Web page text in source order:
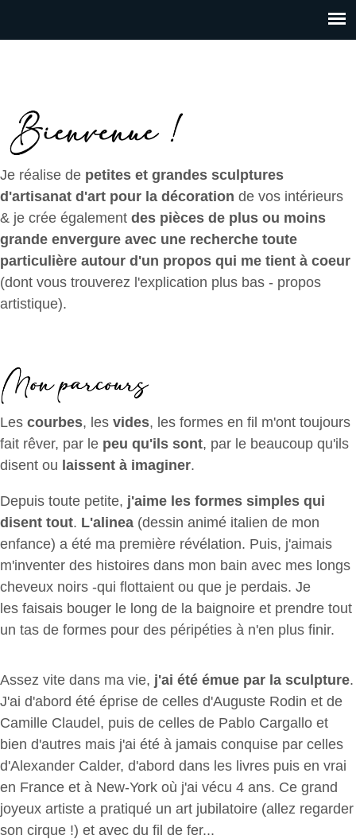
Je réalise de petites et grandes sculptures
d'artisanat d'art pour la décoration de vos intérieurs
& je crée également des pièces de plus ou moins
grande envergure avec une recherche toute
particulière autour d'un propos qui me tient à coeur
(dont vous trouverez l'explication plus bas - propos
artistique).
Les courbes, les vides, les formes en fil m'ont toujours
fait rêver, par le peu qu'ils sont, par le beaucoup qu'ils
disent ou laissent à imaginer.
Depuis toute petite, j'aime les formes simples qui
disent tout. L'alinea (dessin animé italien de mon
enfance) a été ma première révélation. Puis, j'aimais
m'inventer des histoires dans mon bain avec mes longs
cheveux noirs -qui flottaient ou que je perdais. Je
les faisais bouger le long de la baignoire et prendre tout
un tas de formes pour des péripéties à n'en plus finir.
Assez vite dans ma vie, j'ai été émue par la sculpture.
J'ai d'abord été éprise de celles d'Auguste Rodin et de
Camille Claudel, puis de celles de Pablo Cargallo et
bien d'autres mais j'ai été à jamais conquise par celles
d'Alexander Calder, d'abord dans les livres puis en vrai
en France et à New-York où j'ai vécu 4 ans. Ce grand
joyeux artiste a pratiqué un art jubilatoire (allez regarder
son cirque !) et avec du fil de fer...